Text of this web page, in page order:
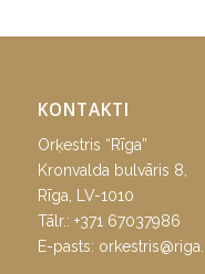
KONTAKTI
Orķestris “Rīga”
Kronvalda bulvāris 8,
Rīga, LV-1010
Tālr.: +371 67037986
E-pasts: